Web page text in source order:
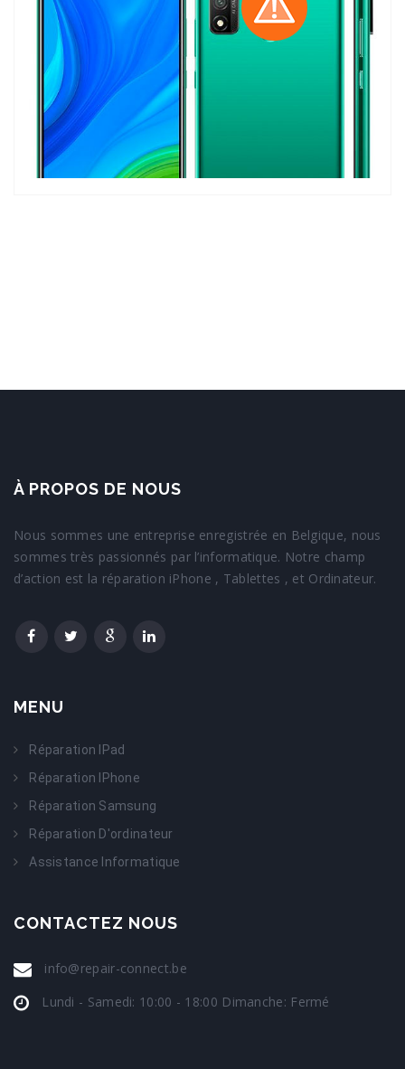
À PROPOS DE NOUS
Nous sommes une entreprise enregistrée en Belgique, nous
sommes très passionnés par l’informatique. Notre champ
d’action est la réparation iPhone , Tablettes , et Ordinateur.
MENU
Réparation IPad
Réparation IPhone
Réparation Samsung
Réparation D'ordinateur
Assistance Informatique
CONTACTEZ NOUS
info@repair-connect.be
Lundi - Samedi: 10:00 - 18:00 Dimanche: Fermé